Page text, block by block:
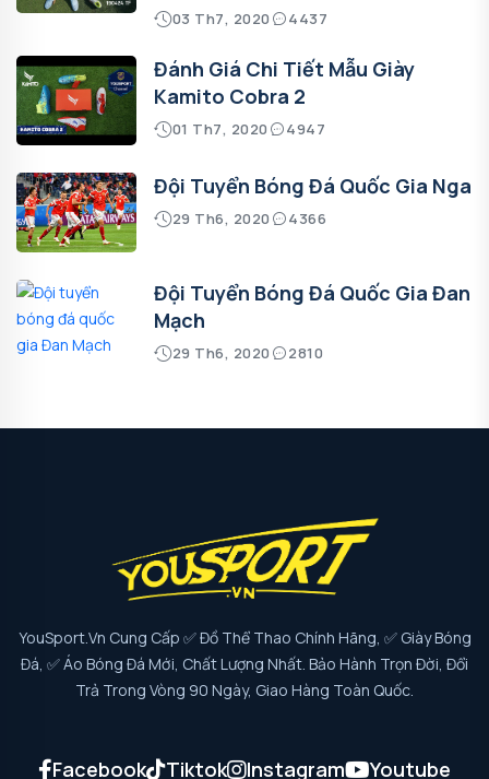
03 Th7, 2020 4437
Đánh Giá Chi Tiết Mẫu Giày
Kamito Cobra 2
01 Th7, 2020 4947
Đội Tuyển Bóng Đá Quốc Gia Nga
29 Th6, 2020 4366
Đội Tuyển Bóng Đá Quốc Gia Đan
Mạch
29 Th6, 2020 2810
YouSport.vn Cung Cấp ✅ Đồ Thể Thao Chính Hãng, ✅ Giày Bóng
Đá, ✅ Áo Bóng Đá Mới, Chất Lượng Nhất. Bảo Hành Trọn Đời, Đổi
Trả Trong Vòng 90 Ngày, Giao Hàng Toàn Quốc.
Facebook Tiktok Instagram Youtube